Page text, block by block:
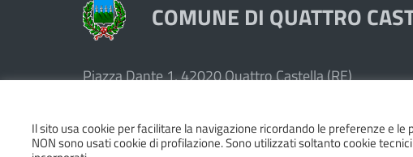
COMUNE DI QUATTRO
Piazza Dante 1, 42020 Quattro Castella (RE)
Codice Fiscale e Partita Iva 00439250358
Pec:quattrocastella@cert.provincia.re.it
Il sito usa cookie per facilitare la navigazione ricordando le preferenze e
NON sono usati cookie di profilazione. Sono utilizzati soltanto cookie